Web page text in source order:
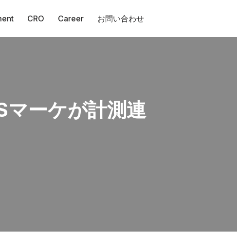
CRO Career お問い合わせ
マーケが計測連